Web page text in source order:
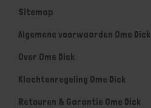
Sitemap
Algemene voorwaarden Ome Dick
Over Ome Dick
Klachtenregeling Ome Dick
Retouren & Garantie Ome Dick